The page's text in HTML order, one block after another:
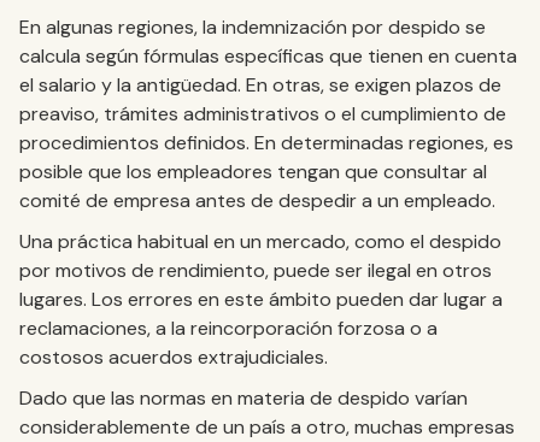
En algunas regiones, la indemnización por despido se
calcula según fórmulas específicas que tienen en cuenta
el salario y la antigüedad. En otras, se exigen plazos de
preaviso, trámites administrativos o el cumplimiento de
procedimientos definidos. En determinadas regiones, es
posible que los empleadores tengan que consultar al
comité de empresa antes de despedir a un empleado.
Una práctica habitual en un mercado, como el despido
por motivos de rendimiento, puede ser ilegal en otros
lugares. Los errores en este ámbito pueden dar lugar a
reclamaciones, a la reincorporación forzosa o a
costosos acuerdos extrajudiciales.
Dado que las normas en materia de despido varían
considerablemente de un país a otro, muchas empresas